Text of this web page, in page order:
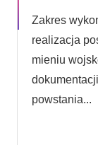
Zakres
realizacja
mieniu
powstania...